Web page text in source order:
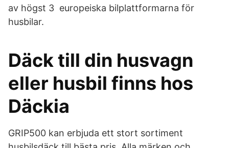
av högst 3 europeiska bilplattformarna för
husbilar.
Däck till din husvagn
eller husbil finns hos
Däckia
GRIP500 kan erbjuda ett stort sortiment